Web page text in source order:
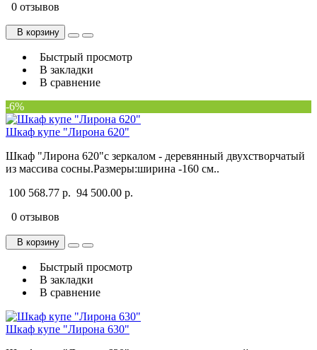
0 отзывов
В корзину
Быстрый просмотр
В закладки
В сравнение
-6%
Шкаф купе "Лирона 620"
Шкаф "Лирона 620"с зеркалом - деревянный двухстворчатый
из массива сосны.Размеры:ширина -160 см..
100 568.77 р. 94 500.00 р.
0 отзывов
В корзину
Быстрый просмотр
В закладки
В сравнение
Шкаф купе "Лирона 630"